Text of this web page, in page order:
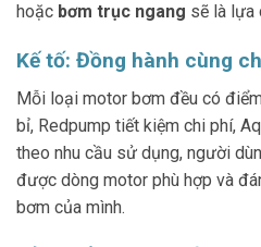
hoặc bơm trục ngang sẽ là lựa
Kế tố: Đồng hành cùng
Mỗi loại motor bơm đều có
bỉ, Redpump tiết kiệm chi phí,
theo nhu cầu sử dụng, người
được dòng motor phù hợp và
bơm của mình.